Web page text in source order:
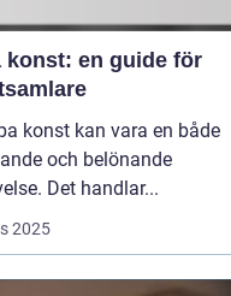
konst: en guide för
konst kan vara en både
och belönande
Det handlar...
2025